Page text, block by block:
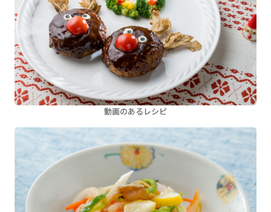
動画のあるレシピ